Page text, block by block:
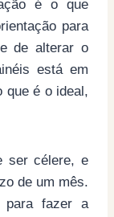
é o que
para
de alterar o
está em
que é o ideal,
ser célere, e
de um mês.
para fazer a